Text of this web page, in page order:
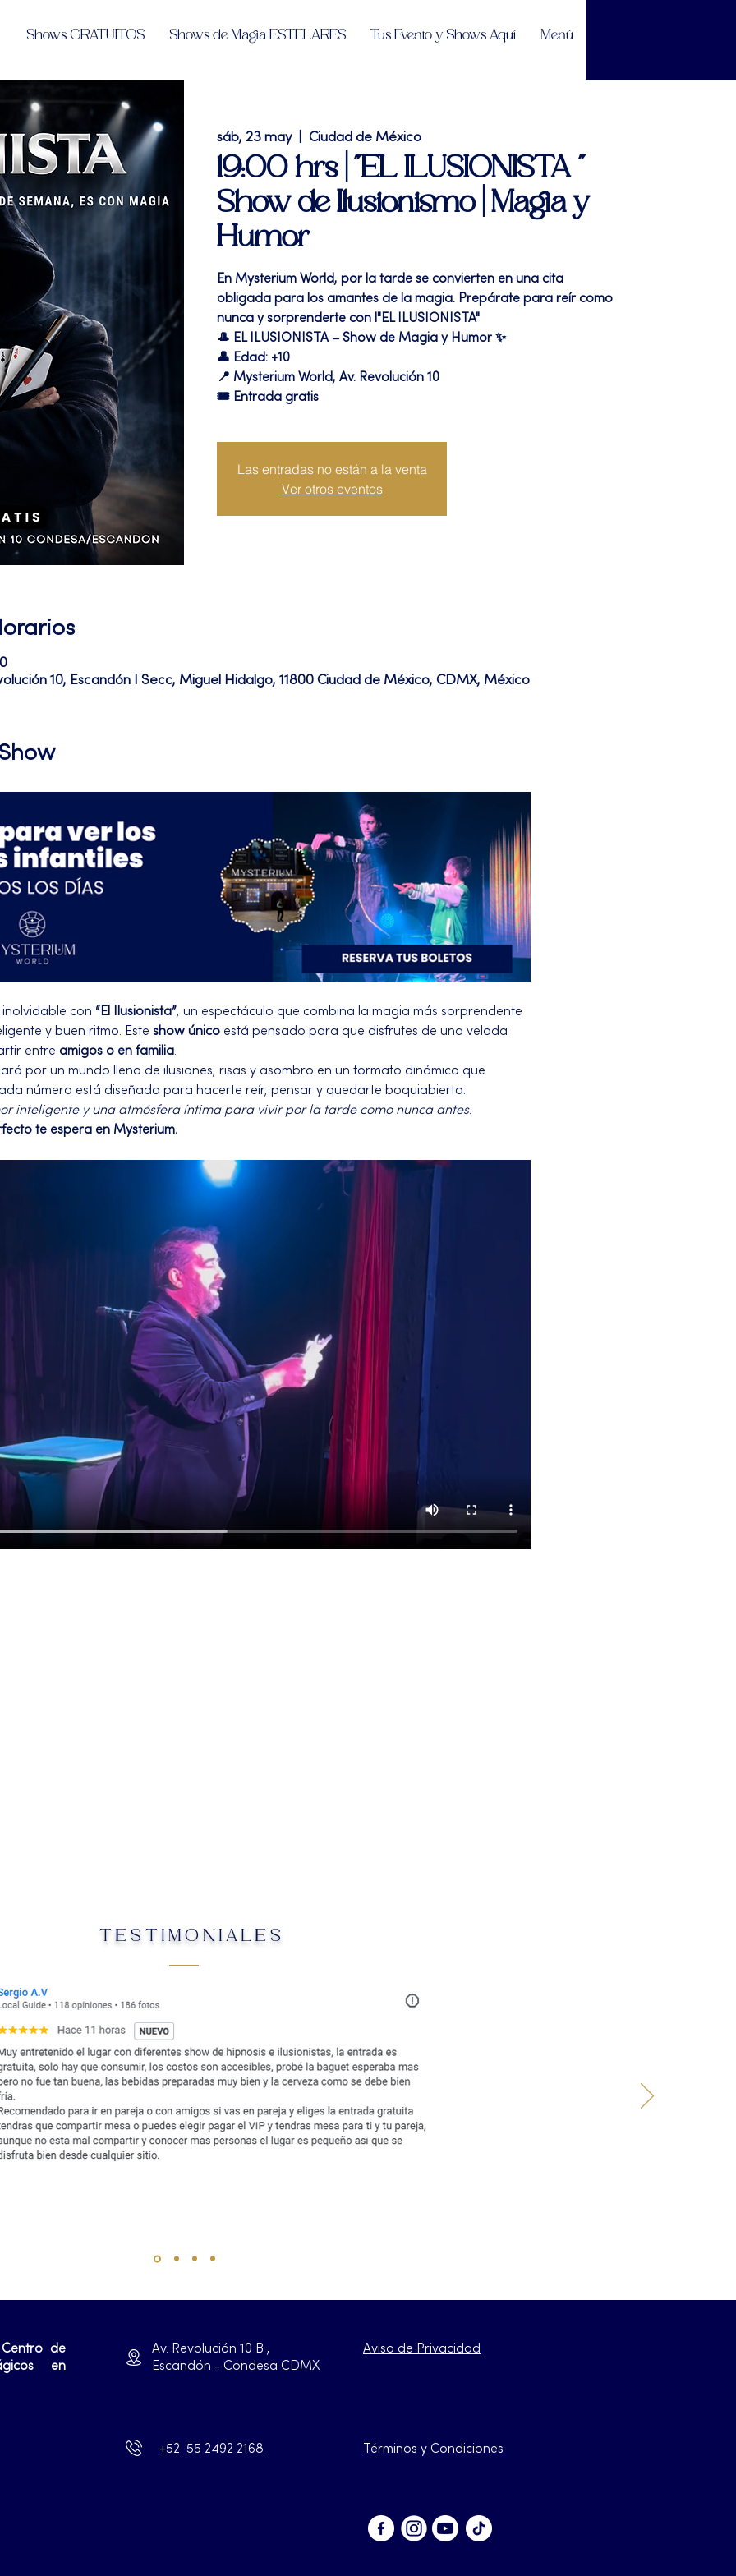
Shows GRATUITOS Shows de Magia ESTELARES Tus Evento y Shows Aquí Menú
sáb, 23 may
  |
Ciudad de México
19:00 hrs | "EL ILUSIONISTA "
Show de Ilusionismo | Magia y
Humor
En Mysterium World, por la tarde se convierten en una cita
obligada para los amantes de la magia. Prepárate para reír como
nunca y sorprenderte con l"EL ILUSIONISTA"
🎩 EL ILUSIONISTA – Show de Magia y Humor ✨
👤 Edad: +10
📍 Mysterium World, Av. Revolución 10
🎟️ Entrada gratis
Las entradas no están a la venta
Ver otros eventos
10, Escandón I Secc, Miguel Hidalgo, 11800 Ciudad de México, CDMX, México
con “El Ilusionista”, un espectáculo que combina la magia más sorprendente
y buen ritmo. Este show único está pensado para que disfrutes de una velada
entre amigos o en familia.
por un mundo lleno de ilusiones, risas y asombro en un formato dinámico que
número está diseñado para hacerte reír, pensar y quedarte boquiabierto.
inteligente y una atmósfera íntima para vivir por la tarde como nunca antes.
te espera en Mysterium.
TESTIMONIALES
de
en
Av. Revolución 10 B ,
Escandón - Condesa CDMX
Aviso de Privacidad
+52 55 2492 2168 Términos y Condiciones